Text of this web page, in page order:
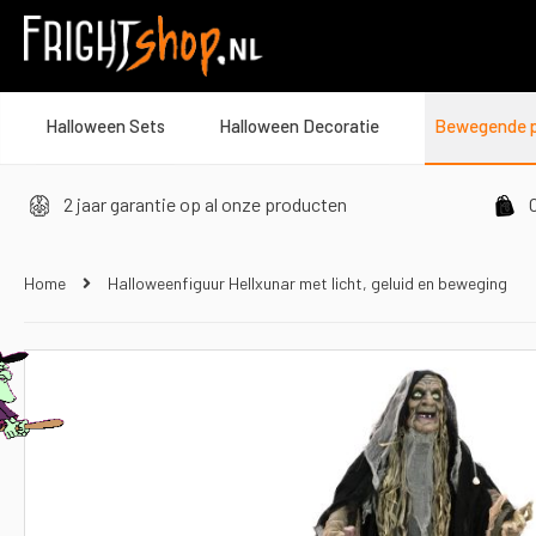
Halloween Sets Halloween Decoratie Bewegende
2 jaar garantie op al onze producten
Home Halloweenfiguur Hellxunar met licht, geluid en beweging
Ga
het
einde